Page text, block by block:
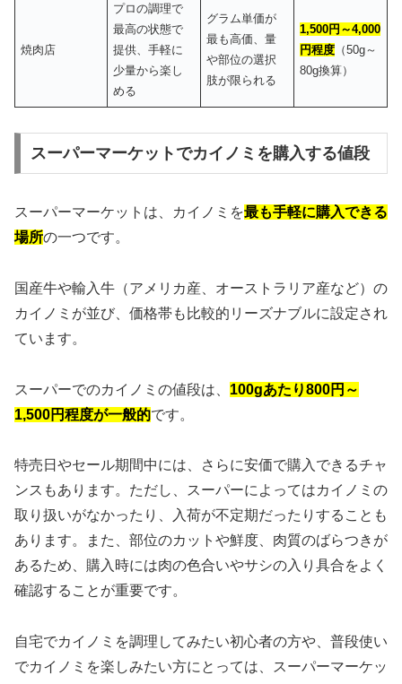
焼肉店
プロの調理で
最高の状態で
提供、手軽に
少量から楽し
める
グラム単価が
最も高価、量
や部位の選択
肢が限られる
1,500円～4,000
円程度 （50g～
80g換算）
スーパーマーケットでカイノミを購入する値段
スーパーマーケットは、カイノミを最も手軽に購入できる
場所の一つです。
国産牛や輸入牛（アメリカ産、オーストラリア産など）の
カイノミが並び、価格帯も比較的リーズナブルに設定され
ています。
スーパーでのカイノミの値段は、 100gあたり800円～
1,500円程度が一般的です。
特売日やセール期間中には、さらに安価で購入できるチャ
ンスもあります。ただし、スーパーによってはカイノミの
取り扱いがなかったり、入荷が不定期だったりすることも
あります。また、部位のカットや鮮度、肉質のばらつきが
あるため、購入時には肉の色合いやサシの入り具合をよく
確認することが重要です。
自宅でカイノミを調理してみたい初心者の方や、普段使い
でカイノミを楽しみたい方にとっては、スーパーマーケッ